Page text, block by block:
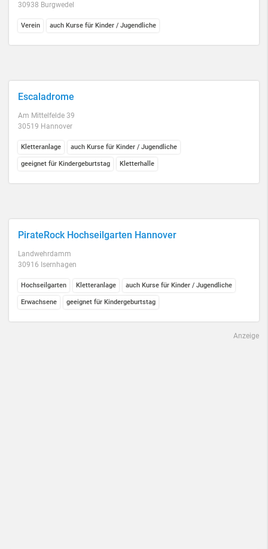
30938 Burgwedel
Verein auch Kurse für Kinder / Jugendliche
Escaladrome
Am Mittelfelde 39
30519 Hannover
Kletteranlage auch Kurse für Kinder / Jugendliche
geeignet für Kindergeburtstag Kletterhalle
PirateRock Hochseilgarten Hannover
Landwehrdamm
30916 Isernhagen
Hochseilgarten Kletteranlage auch Kurse für Kinder / Jugendliche
Erwachsene geeignet für Kindergeburtstag
Anzeige